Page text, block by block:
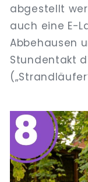
abgestellt
auch eine E-
Abbehausen
Stundentakt